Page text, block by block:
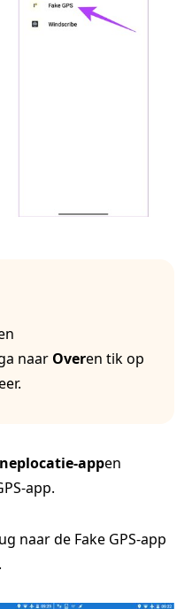
naar Overen tik op
appen
app.
naar de Fake GPS-app